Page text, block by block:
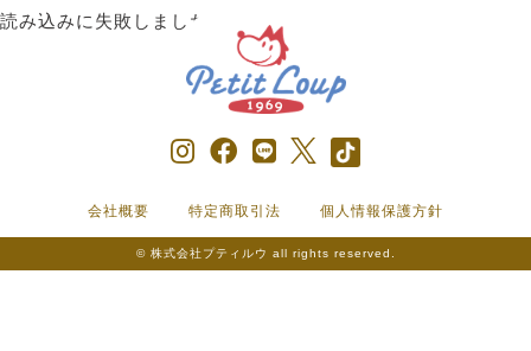
読み込みに失敗しました。
会社概要 特定商取引法 個人情報保護方針
© 株式会社プティルウ all rights reserved.